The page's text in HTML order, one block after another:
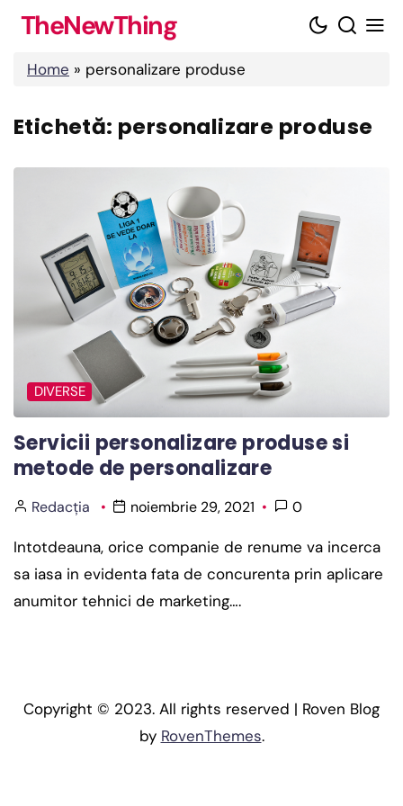
Skip
content
TheNewThing
Home » personalizare produse
Etichetă: personalizare produse
DIVERSE
Servicii personalizare produse si
metode de personalizare
Redacția noiembrie 29, 2021 0
Intotdeauna, orice companie de renume va incerca
sa iasa in evidenta fata de concurenta prin aplicare
anumitor tehnici de marketing….
Copyright © 2023. All rights reserved | Roven Blog
by RovenThemes.